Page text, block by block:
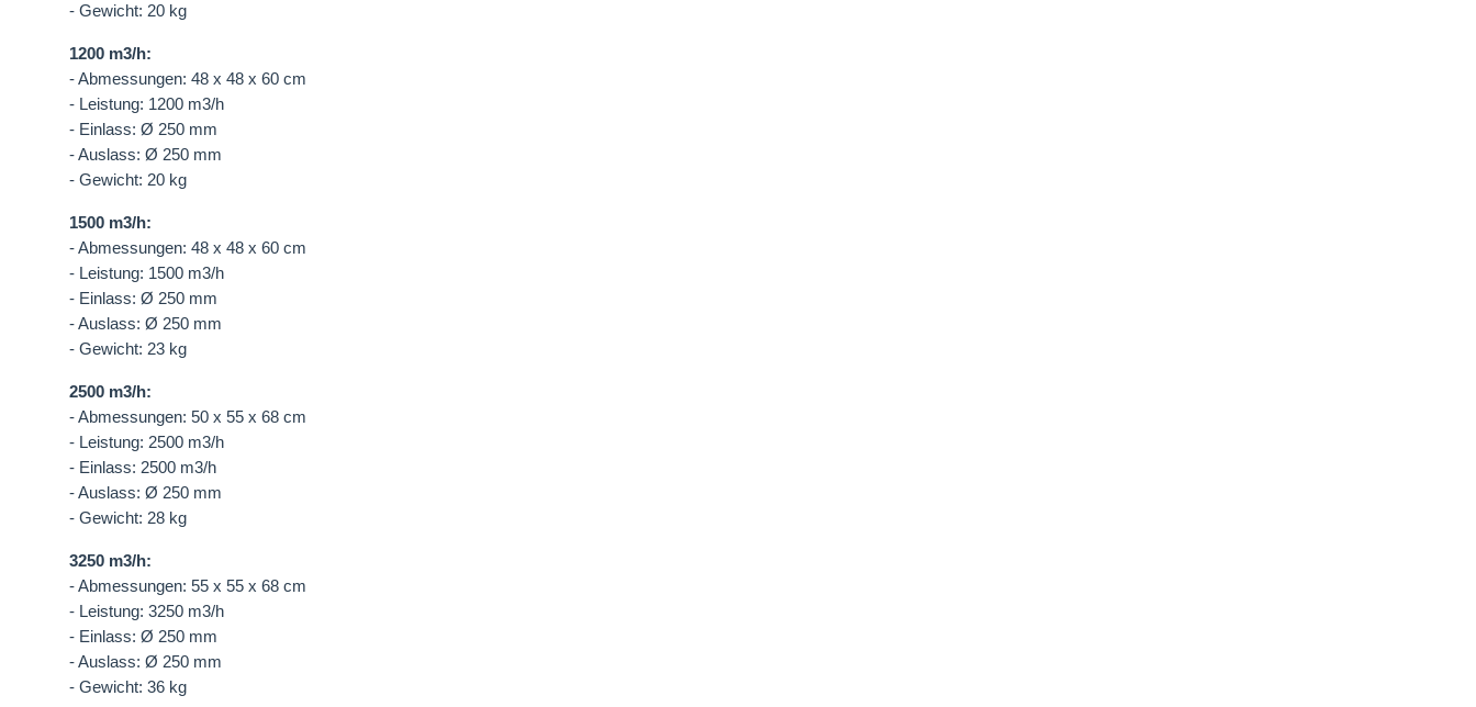
- Gewicht: 20 kg
1200 m3/h:
- Abmessungen: 48 x 48 x 60 cm
- Leistung: 1200 m3/h
- Einlass: Ø 250 mm
- Auslass: Ø 250 mm
- Gewicht: 20 kg
1500 m3/h:
- Abmessungen: 48 x 48 x 60 cm
- Leistung: 1500 m3/h
- Einlass: Ø 250 mm
- Auslass: Ø 250 mm
- Gewicht: 23 kg
2500 m3/h:
- Abmessungen: 50 x 55 x 68 cm
- Leistung: 2500 m3/h
- Einlass: 2500 m3/h
- Auslass: Ø 250 mm
- Gewicht: 28 kg
3250 m3/h:
- Abmessungen: 55 x 55 x 68 cm
- Leistung: 3250 m3/h
- Einlass: Ø 250 mm
- Auslass: Ø 250 mm
- Gewicht: 36 kg